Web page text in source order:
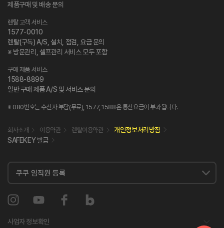
제품구매 및 배송 문의
렌탈 고객 서비스
1577-0010
렌탈(구독) A/S, 설치, 점검, 요금 문의
※ 방문관리, 셀프관리 서비스 모두 포함
구매 제품 서비스
1588-8899
일반 구매 제품 A/S 및 서비스 문의
※ 080번호는 수신자 부담(무료), 1577, 1588은 통신요금이 부과됩니다.
회사소개 이용약관 렌탈이용약관
개인정보처리방침
SAFEKEY 발급
사업자 정보확인